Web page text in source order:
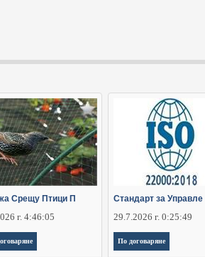
Срещу Птици П
г. 4:46:05
Стандарт за Управле
29.7.2026 г. 0:25:49
По договаряне